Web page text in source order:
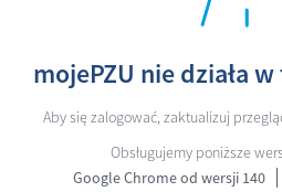
mojePZU nie działa
Aby się zalogować, zaktualizuj
Obsługujemy poniższe
Google Chrome od wersji 140